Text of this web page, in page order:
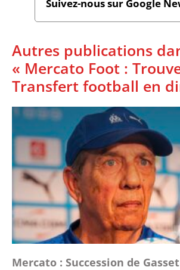
Suivez-nous sur Google
Autres publications
« Mercato Foot :
Transfert football en
Mercato : Succession de